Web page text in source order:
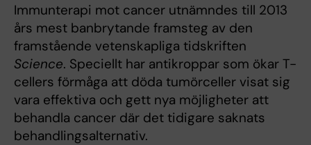
Immunterapi mot cancer utnämndes till 2013
års mest banbrytande framsteg av den
framstående vetenskapliga tidskriften
Science. Speciellt har antikroppar som ökar T-
cellers förmåga att döda tumörceller visat sig
vara effektiva och gett nya möjligheter att
behandla cancer där det tidigare saknats
behandlingsalternativ.